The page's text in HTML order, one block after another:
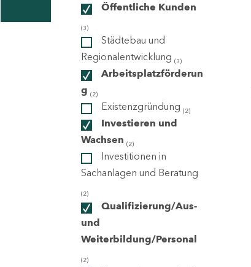
Öffentliche Kunden
(3)
Städtebau und
Regionalentwicklung (3)
Arbeitsplatzförderun
g (2)
Existenzgründung (2)
Investieren und
Wachsen (2)
Investitionen in
Sachanlagen und Beratung
(2)
Qualifizierung/Aus-
und
Weiterbildung/Personal
(2)